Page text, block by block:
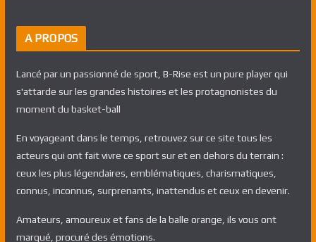
A PROPOS
Lancé par un passionné de sport, B-Rise est un pure player qui
s'attarde sur les grandes histoires et les protagnonistes du
moment du basket-ball
En voyageant dans le temps, retrouvez sur ce site tous les
acteurs qui ont fait vivre ce sport sur et en dehors du terrain :
ceux les plus légendaires, emblématiques, charismatiques,
connus, inconnus, surprenants, inattendus et ceux en devenir.
Amateurs, amoureux et fans de la balle orange, ils vous ont
marqué, procuré des émotions.